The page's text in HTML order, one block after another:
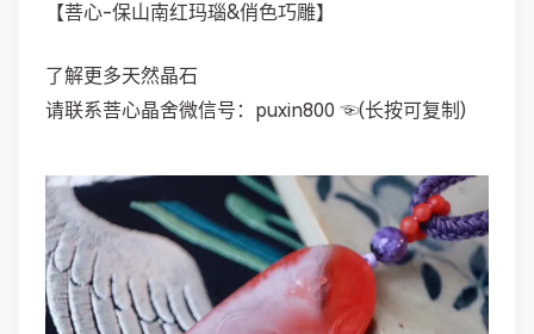
【菩心-保山南红玛瑙&俏色巧雕】
了解更多天然晶石
请联系菩心晶舍微信号：puxin800 ☜(长按可复制)